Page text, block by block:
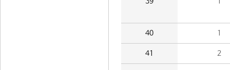
40 1
41 2